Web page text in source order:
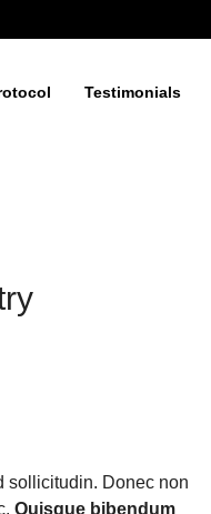
Testimonials
sollicitudin. Donec non
Quisque bibendum